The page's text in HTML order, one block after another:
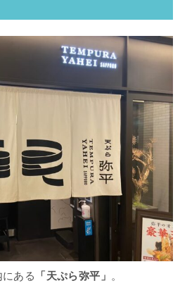
ある 「天ぷら弥平」 。